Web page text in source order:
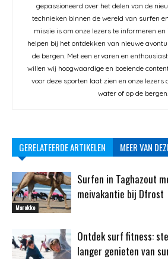
gepassioneerd over het delen van de
technieken binnen de wereld van surfen
missie is om onze lezers te informeren
helpen bij het ontdekken van nieuwe
de bergen. Met een ervaren en
willen wij hoogwaardige en boeiende
voor deze sporten laat zien en onze lezers
water of op de bergen.
GERELATEERDE ARTIKELEN MEER VAN
Marokko
Surfen in Taghazout
meivakantie bij Dfrost
Ontdek surf fitness:
langer genieten van